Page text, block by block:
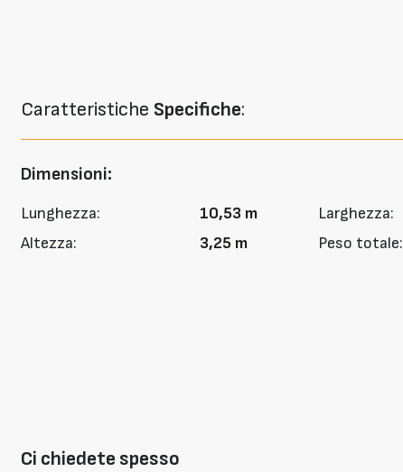
Caratteristiche Specifiche:
Dimensioni:
Lunghezza: 10,53 m Larghezza:
Altezza:
3,25 m Peso totale:
Ci chiedete spesso